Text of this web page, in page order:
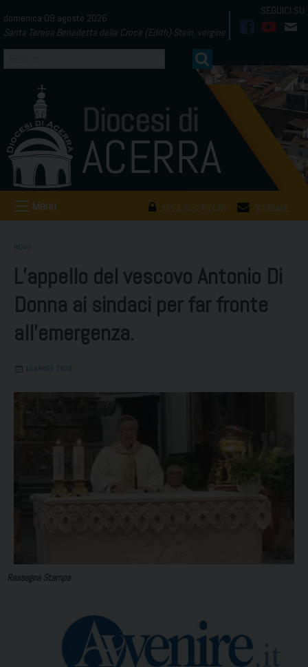
to
content
domenica 09 agosto 2026
Santa Teresa Benedetta della Croce (Edith) Stein, vergine
AREA RISERVATA WEBMAIL
Menu
NEWS
L’appello del vescovo Antonio Di
Donna ai sindaci per far fronte
all’emergenza.
10 APRILE 2020
Rassegna Stampa